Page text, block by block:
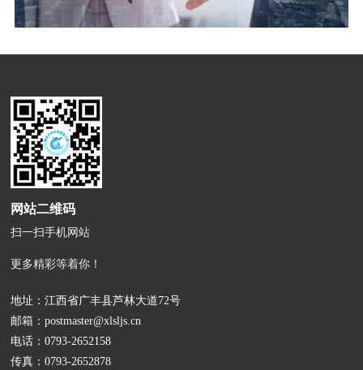
网站二维码
扫一扫手机网站
更多精彩等着你！
地址：江西省广丰县芦林大道72号
邮箱：postmaster@xlsljs.cn
电话：0793-2652158
传真：0793-2652878